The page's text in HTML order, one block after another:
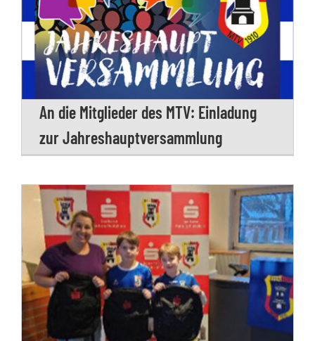
An die Mitglieder des MTV: Einladung
zur Jahreshauptversammlung